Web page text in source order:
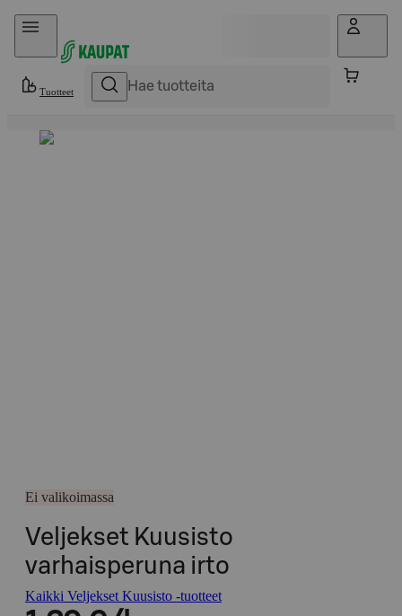
Hyppää sisältöön
Tuotteet
Ei valikoimassa
Veljekset Kuusisto
varhaisperuna irto
Kaikki Veljekset Kuusisto -tuotteet